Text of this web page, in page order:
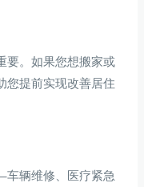
要。如果您想搬家或
您提前实现改善居住
辆维修、医疗紧急